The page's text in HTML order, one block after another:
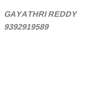
GAYATHRI REDDY
9392919589